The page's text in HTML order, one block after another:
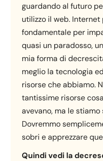
guardando al futuro
utilizzo il web.
fondamentale per
quasi un paradosso,
mia forma di
meglio la tecnologia
risorse che abbiamo.
tantissime risorse
avevano, ma le
Dovremmo
sobri e apprezzare
Quindi vedi la